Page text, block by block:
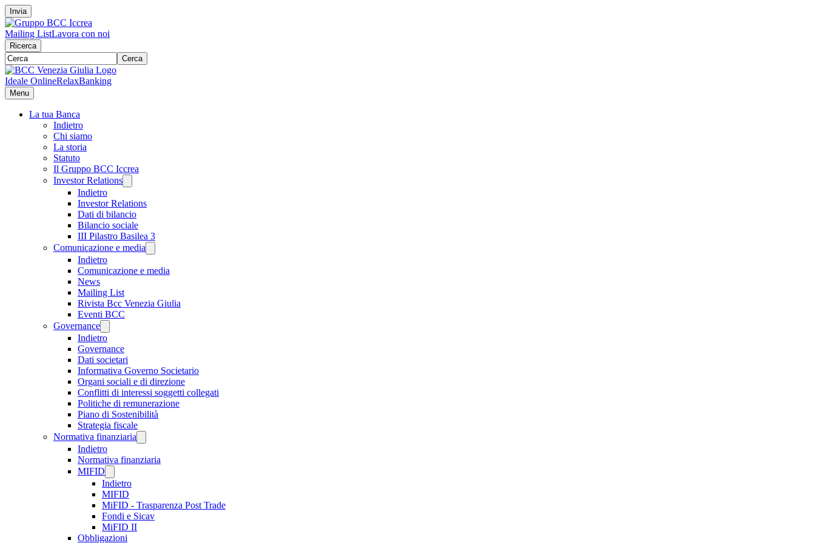
Invia
Mailing ListLavora con noi
Ricerca
Cerca
Ideale OnlineRelaxBanking
Menu
La tua Banca
Indietro
Chi siamo
La storia
Statuto
Il Gruppo BCC Iccrea
Investor Relations
Indietro
Investor Relations
Dati di bilancio
Bilancio sociale
III Pilastro Basilea 3
Comunicazione e media
Indietro
Comunicazione e media
News
Mailing List
Rivista Bcc Venezia Giulia
Eventi BCC
Governance
Indietro
Governance
Dati societari
Informativa Governo Societario
Organi sociali e di direzione
Conflitti di interessi soggetti collegati
Politiche di remunerazione
Piano di Sostenibilità
Strategia fiscale
Normativa finanziaria
Indietro
Normativa finanziaria
MIFID
Indietro
MIFID
MiFID - Trasparenza Post Trade
Fondi e Sicav
MiFID II
Obbligazioni